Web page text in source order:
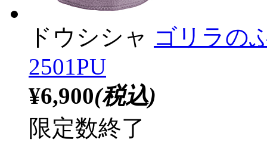
ドウシシャ ゴリラの
2501PU
¥6,900(税込)
限定数終了